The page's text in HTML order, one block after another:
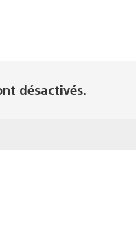
désactivés.